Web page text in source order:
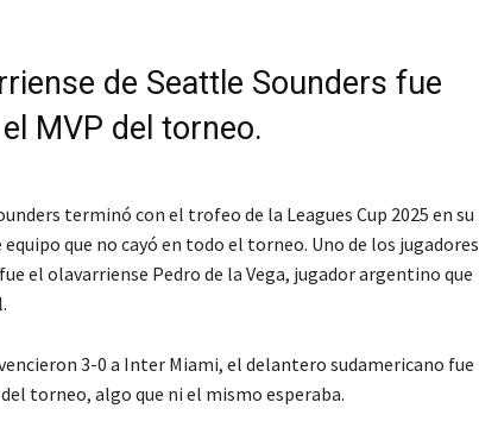
de Seattle Sounders fue
MVP del torneo.
terminó con el trofeo de la Leagues Cup 2025 en su
que no cayó en todo el torneo. Uno de los jugadores
el olavarriense Pedro de la Vega, jugador argentino que
3-0 a Inter Miami, el delantero sudamericano fue
torneo, algo que ni el mismo esperaba.